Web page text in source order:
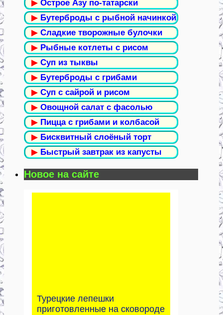
▶ Острое Азу по-татарски
▶ Бутерброды с рыбной начинкой
▶ Сладкие творожные булочки
▶ Рыбные котлеты с рисом
▶ Суп из тыквы
▶ Бутерброды с грибами
▶ Суп с сайрой и рисом
▶ Овощной салат с фасолью
▶ Пицца с грибами и колбасой
▶ Бисквитный слоёный торт
▶ Быстрый завтрак из капусты
Новое на сайте
Турецкие лепешки
приготовленные на сковороде